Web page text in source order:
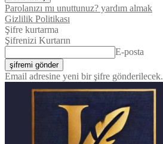
Parolanızı mı unuttunuz? yardım almak
Gizlilik Politikası
Şifre kurtarma
Şifrenizi Kurtarın
E-posta
Email adresine yeni bir şifre gönderilecek.